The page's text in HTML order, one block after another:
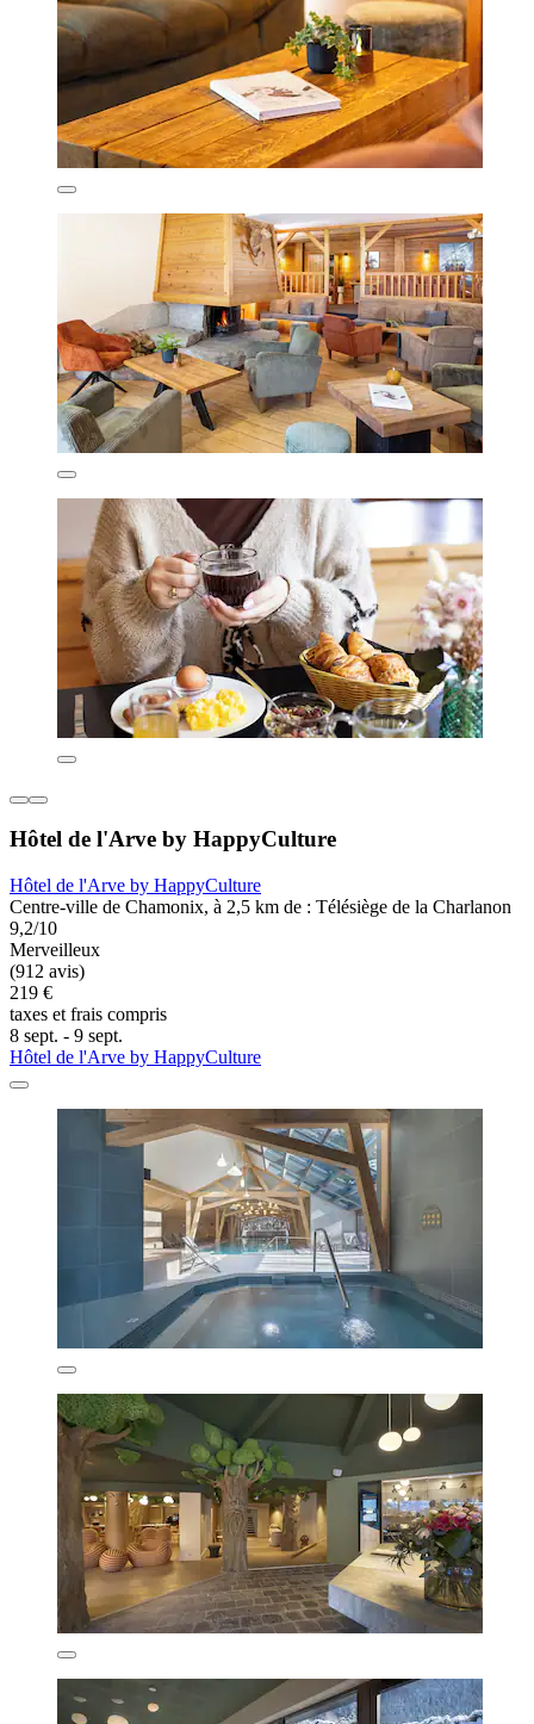
Hôtel de l'Arve by HappyCulture
Hôtel de l'Arve by HappyCulture
Centre-ville de Chamonix, à 2,5 km de : Télésiège de la Charlanon
9,2/10
Merveilleux
(912 avis)
219 €
taxes et frais compris
8 sept. - 9 sept.
Hôtel de l'Arve by HappyCulture